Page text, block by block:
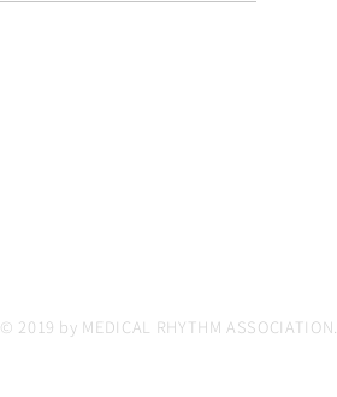
© 2019 by MEDICAL RHYTHM ASSOCIATION.